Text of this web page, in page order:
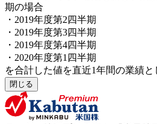
期の場合
・2019年度第2四半期
・2019年度第3四半期
・2019年度第4四半期
・2020年度第1四半期
を合計した値を直近1年間の業績
閉じる